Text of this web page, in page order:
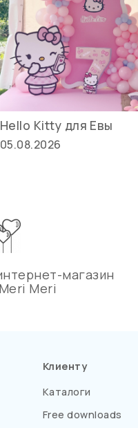
Hello Kitty для Евы
05.08.2026
магазин
Meri
Клиенту
Каталоги
Free downloads